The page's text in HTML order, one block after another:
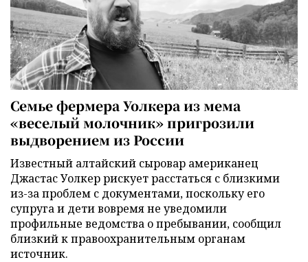
Семье фермера Уолкера из мема
«веселый молочник» пригрозили
выдворением из России
Известный алтайский сыровар американец
Джастас Уолкер рискует расстаться с близкими
из-за проблем с документами, поскольку его
супруга и дети вовремя не уведомили
профильные ведомства о пребывании, сообщил
близкий к правоохранительным органам
источник.